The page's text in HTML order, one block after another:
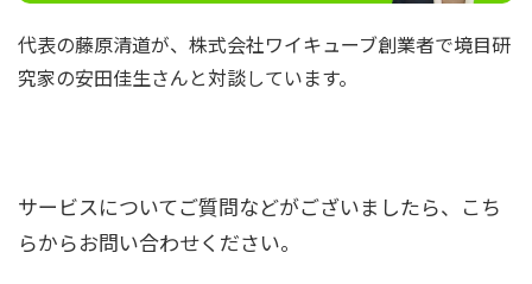
代表の藤原清道が、株式会社ワイキューブ創業者で境目研
究家の安田佳生さんと対談しています。
サービスについてご質問などがございましたら、こち
らからお問い合わせください。